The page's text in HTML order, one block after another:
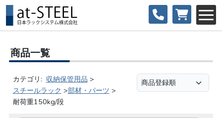
商品一覧
カテゴリ: 収納保管用品 >
スチールラック >部材・パーツ >
耐荷重150kg/段